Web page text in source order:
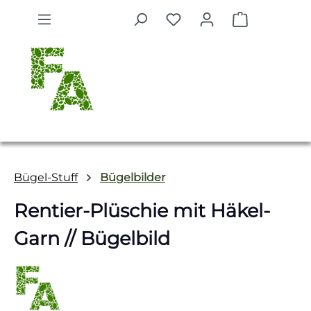
Zum Hauptinhalt springen
Bügel-Stuff Bügelbilder
Rentier-Plüschie mit Häkel-
Garn // Bügelbild